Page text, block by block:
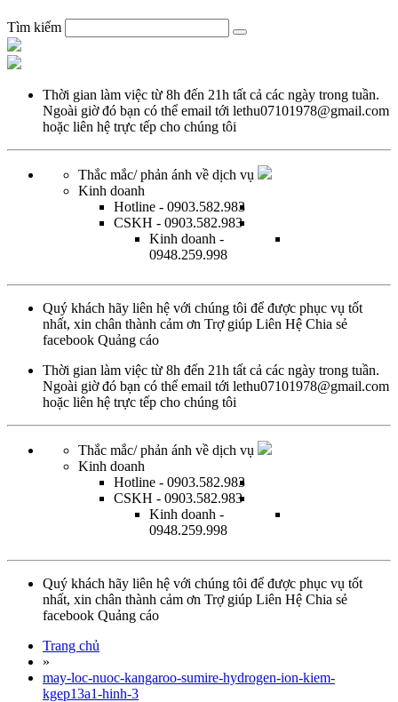
Tìm kiếm
Thời gian làm việc từ 8h đến 21h tất cả các ngày trong tuần.
Ngoài giờ đó bạn có thể email tới lethu07101978@gmail.com
hoặc liên hệ trực tếp cho chúng tôi
Thắc mắc/ phản ánh về dịch vụ
Kinh doanh
Hotline - 0903.582.983
CSKH - 0903.582.983
Kinh doanh -
0948.259.998
Quý khách hãy liên hệ với chúng tôi để được phục vụ tốt
nhất, xin chân thành cảm ơn Trợ giúp Liên Hệ Chia sẻ
facebook Quảng cáo
Thời gian làm việc từ 8h đến 21h tất cả các ngày trong tuần.
Ngoài giờ đó bạn có thể email tới lethu07101978@gmail.com
hoặc liên hệ trực tếp cho chúng tôi
Thắc mắc/ phản ánh về dịch vụ
Kinh doanh
Hotline - 0903.582.983
CSKH - 0903.582.983
Kinh doanh -
0948.259.998
Quý khách hãy liên hệ với chúng tôi để được phục vụ tốt
nhất, xin chân thành cảm ơn Trợ giúp Liên Hệ Chia sẻ
facebook Quảng cáo
Trang chủ
»
may-loc-nuoc-kangaroo-sumire-hydrogen-ion-kiem-
kgep13a1-hinh-3